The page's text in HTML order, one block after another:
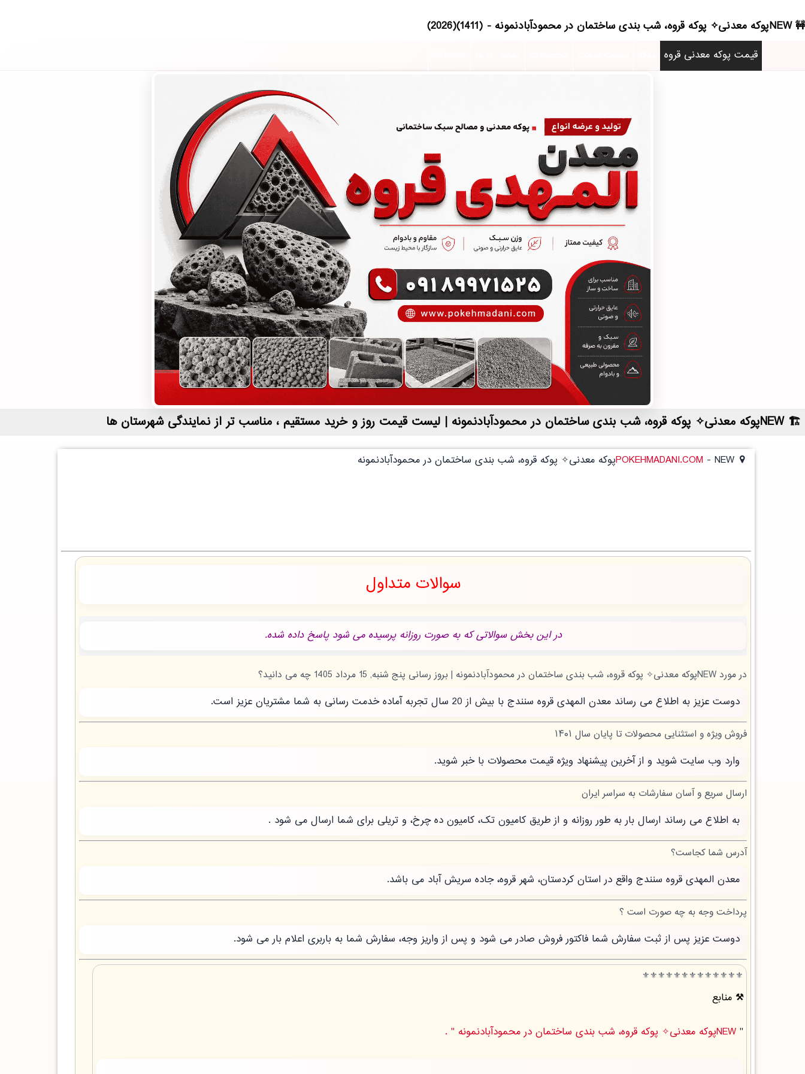
NEWپوکه معدنی✧ پوکه قروه، شب بندی ساختمان در محمودآبادنمونه - (1411)(2026)
قیمت پوکه معدنی قروه
NEWپوکه معدنی✧ پوکه قروه، شب بندی ساختمان در محمودآبادنمونه | لیست قیمت روز و خرید مستقیم ، مناسب تر از نمایندگی شهرستان ها
POKEHMADANI.COM - NEWپوکه معدنی✧ پوکه قروه، شب بندی ساختمان در محمودآبادنمونه
سوالات متداول
در این بخش سوالاتی که به صورت روزانه پرسیده می شود پاسخ داده شده.
در مورد NEWپوکه معدنی✧ پوکه قروه، شب بندی ساختمان در محمودآبادنمونه | بروز رسانی پنج شنبه, 15 مرداد 1405 چه می دانید؟
دوست عزیز به اطلاع می رساند معدن المهدی قروه سنندج با بیش از 20 سال تجربه آماده خدمت رسانی به شما مشتریان عزیز است.
فروش ویژه و استثنایی محصولات تا پایان سال ۱۴۰۱
وارد وب سایت شوید و از آخرین پیشنهاد ویژه قیمت محصولات با خبر شوید.
ارسال سریع و آسان سفارشات به سراسر ایران
به اطلاع می رساند ارسال بار به طور روزانه و از طریق کامیون تک، کامیون ده چرخ، و تریلی برای شما ارسال می شود .
آدرس شما کجاست؟
معدن المهدی قروه سنندج واقع در استان کردستان، شهر قروه، جاده سریش آباد می باشد.
پرداخت وجه به چه صورت است ؟
دوست عزیز پس از ثبت سفارش شما فاکتور فروش صادر می شود و پس از واریز وجه، سفارش شما به باربری اعلام بار می شود.
⚜️⚜️⚜️⚜️⚜️⚜️⚜️⚜️⚜️⚜️⚜️⚜️⚜️
منابع
" NEWپوکه معدنی✧ پوکه قروه، شب بندی ساختمان در محمودآبادنمونه " .